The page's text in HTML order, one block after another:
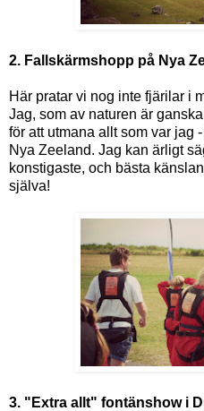
2. Fallskärmshopp på Nya
Här pratar vi nog inte fjärilar i
Jag, som av naturen är
för att utmana allt som var jag
Nya Zeeland. Jag kan ärligt
konstigaste, och bästa
själva!
3. "Extra allt" fontänshow i